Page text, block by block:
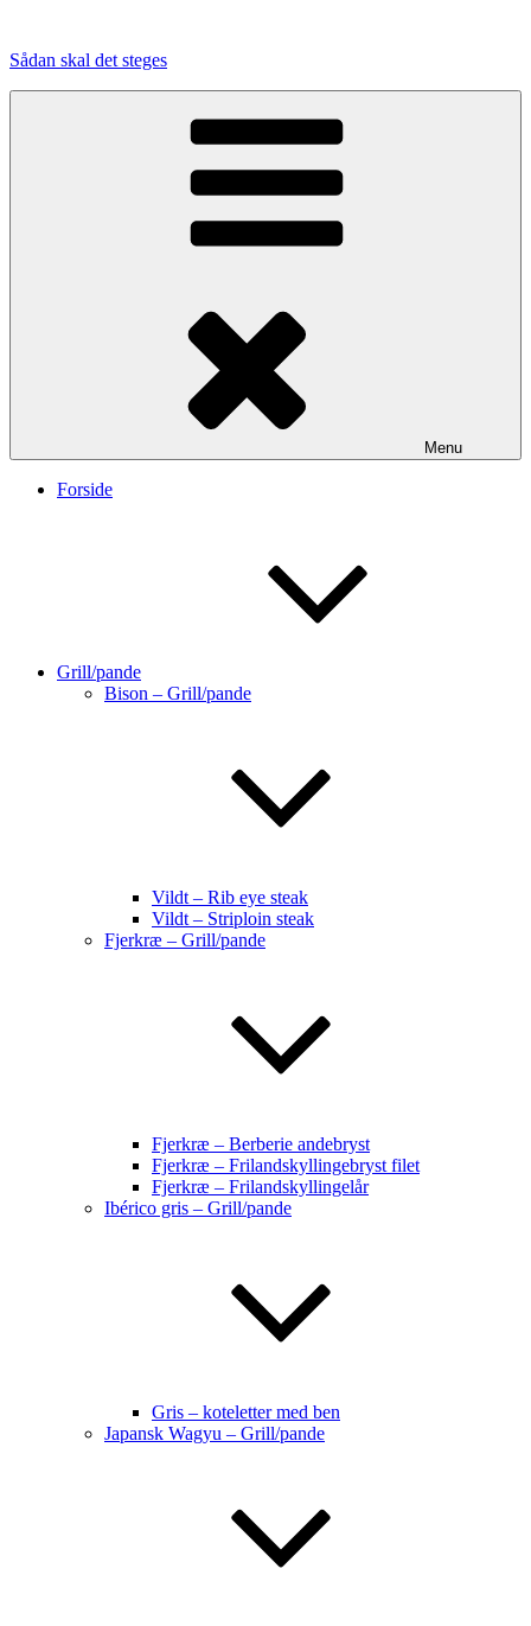
indhold
Sådan skal det steges
Menu
Forside
Grill/pande
Bison – Grill/pande
Vildt – Rib eye steak
Vildt – Striploin steak
Fjerkræ – Grill/pande
Fjerkræ – Berberie andebryst
Fjerkræ – Frilandskyllingebryst filet
Fjerkræ – Frilandskyllingelår
Ibérico gris – Grill/pande
Gris – koteletter med ben
Japansk Wagyu – Grill/pande